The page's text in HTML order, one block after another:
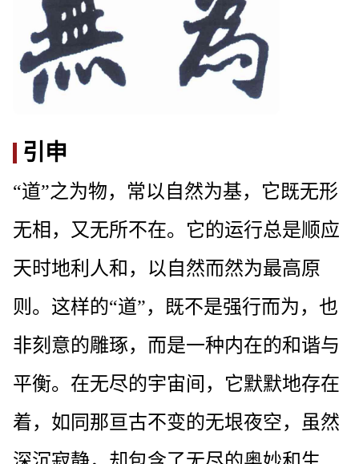
引申
“道”之为物，常以自然为基，它既无形
无相，又无所不在。它的运行总是顺应
天时地利人和，以自然而然为最高原
则。这样的“道”，既不是强行而为，也
非刻意的雕琢，而是一种内在的和谐与
平衡。在无尽的宇宙间，它默默地存在
着，如同那亘古不变的无垠夜空，虽然